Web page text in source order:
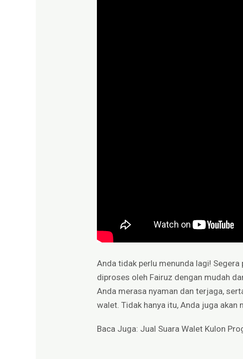
Anda tidak perlu menunda lagi!
diproses oleh Fairuz dengan mudah
Anda merasa nyaman dan terjaga,
walet. Tidak hanya itu, Anda juga
Baca Juga: Jual Suara Walet Kulon